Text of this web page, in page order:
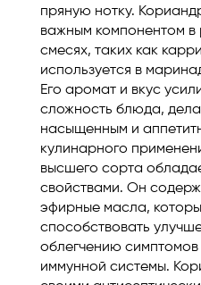
пряную нотку.
важным компонентом в
смесях, таких как
используется в
Его аромат и вкус
сложность блюда,
насыщенным и
кулинарного
высшего сорта
свойствами. Он
эфирные масла,
способствовать
облегчению
иммунной системы.